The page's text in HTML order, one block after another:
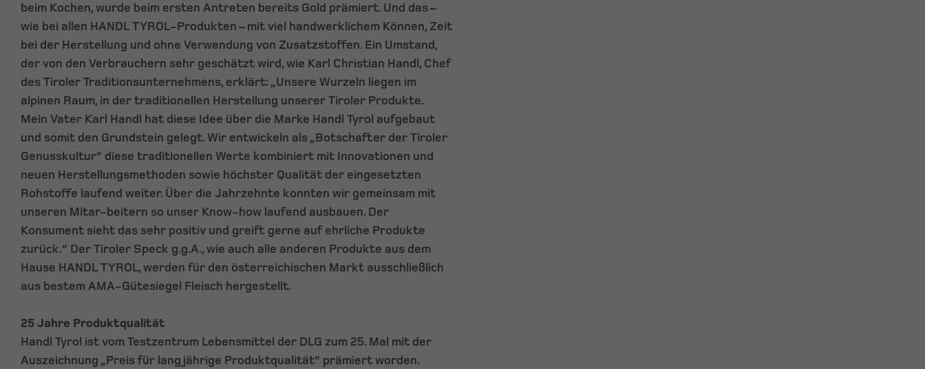
beim Kochen, wurde beim ersten Antreten bereits Gold prämiert. Und das –
wie bei allen HANDL TYROL-Produkten – mit viel handwerklichem Können, Zeit
bei der Herstellung und ohne Verwendung von Zusatzstoffen. Ein Umstand,
der von den Verbrauchern sehr geschätzt wird, wie Karl Christian Handl, Chef
des Tiroler Traditionsunternehmens, erklärt: „Unsere Wurzeln liegen im
alpinen Raum, in der traditionellen Herstellung unserer Tiroler Produkte.
Mein Vater Karl Handl hat diese Idee über die Marke Handl Tyrol aufgebaut
und somit den Grundstein gelegt. Wir entwickeln als „Botschafter der Tiroler
Genusskultur“ diese traditionellen Werte kombiniert mit Innovationen und
neuen Herstellungsmethoden sowie höchster Qualität der eingesetzten
Rohstoffe laufend weiter. Über die Jahrzehnte konnten wir gemeinsam mit
unseren Mitar-beitern so unser Know-how laufend ausbauen. Der
Konsument sieht das sehr positiv und greift gerne auf ehrliche Produkte
zurück.“ Der Tiroler Speck g.g.A., wie auch alle anderen Produkte aus dem
Hause HANDL TYROL, werden für den österreichischen Markt ausschließlich
aus bestem AMA-Gütesiegel Fleisch hergestellt.
25 Jahre Produktqualität
Handl Tyrol ist vom Testzentrum Lebensmittel der DLG zum 25. Mal mit der
Auszeichnung „Preis für langjährige Produktqualität“ prämiert worden.